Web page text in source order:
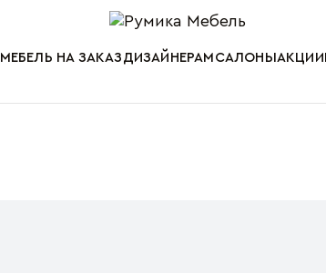
МЕБЕЛЬ НА ЗАКАЗ ДИЗАЙНЕРАМ САЛОНЫ АКЦИИ